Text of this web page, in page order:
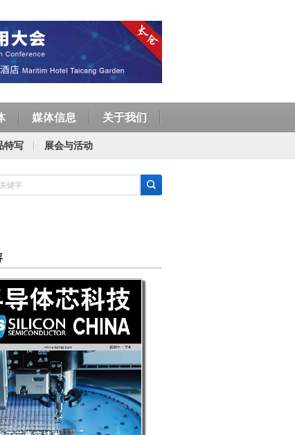
媒体信息 关于我们
特写 展会与活动